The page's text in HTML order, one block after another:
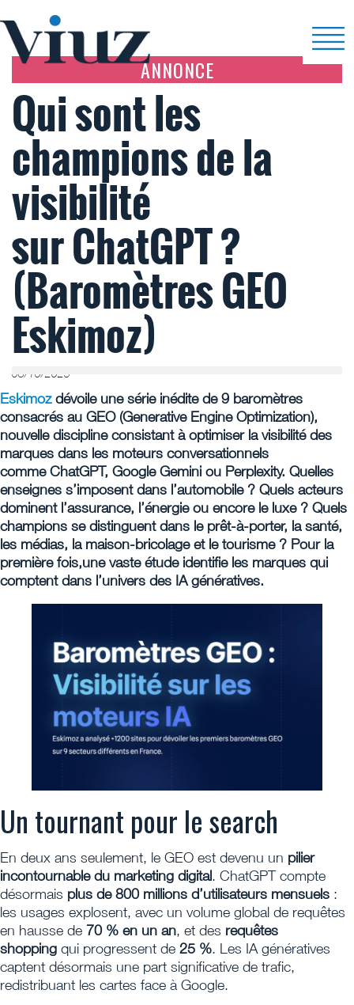
ANNONCE
Qui sont les
champions de la
visibilité
sur ChatGPT ?
(Baromètres GEO
Eskimoz)
08/10/2025
Eskimozdévoile une série inédite de 9 baromètres
consacrés au GEO (Generative Engine Optimization),
nouvelle discipline consistant à optimiser la visibilité des
marques dans les moteurs conversationnels
comme ChatGPT, Google Gemini ou Perplexity. Quelles
enseignes s’imposent dans l’automobile ? Quels acteurs
dominent l’assurance, l’énergie ou encore le luxe ? Quels
champions se distinguent dans le prêt-à-porter, la santé,
les médias, la maison-bricolage et le tourisme ? Pour la
première fois,une vaste étude identifie les marques qui
comptent dans l’univers des IA génératives.
Un tournant pour le search
En deux ans seulement, le GEO est devenu un pilier
incontournable du marketing digital. ChatGPT compte
désormais plus de 800 millions d’utilisateurs mensuels :
les usages explosent, avec un volume global de requêtes
en hausse de 70 % en un an, et des requêtes
shopping qui progressent de 25 %. Les IA génératives
captent désormais une part significative de trafic,
redistribuant les cartes face à Google.